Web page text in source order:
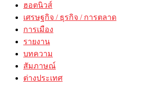
ฮอตนิวส์
เศรษฐกิจ / ธุรกิจ / การตลาด
การเมือง
รายงาน
บทความ
สัมภาษณ์
ต่างประเทศ